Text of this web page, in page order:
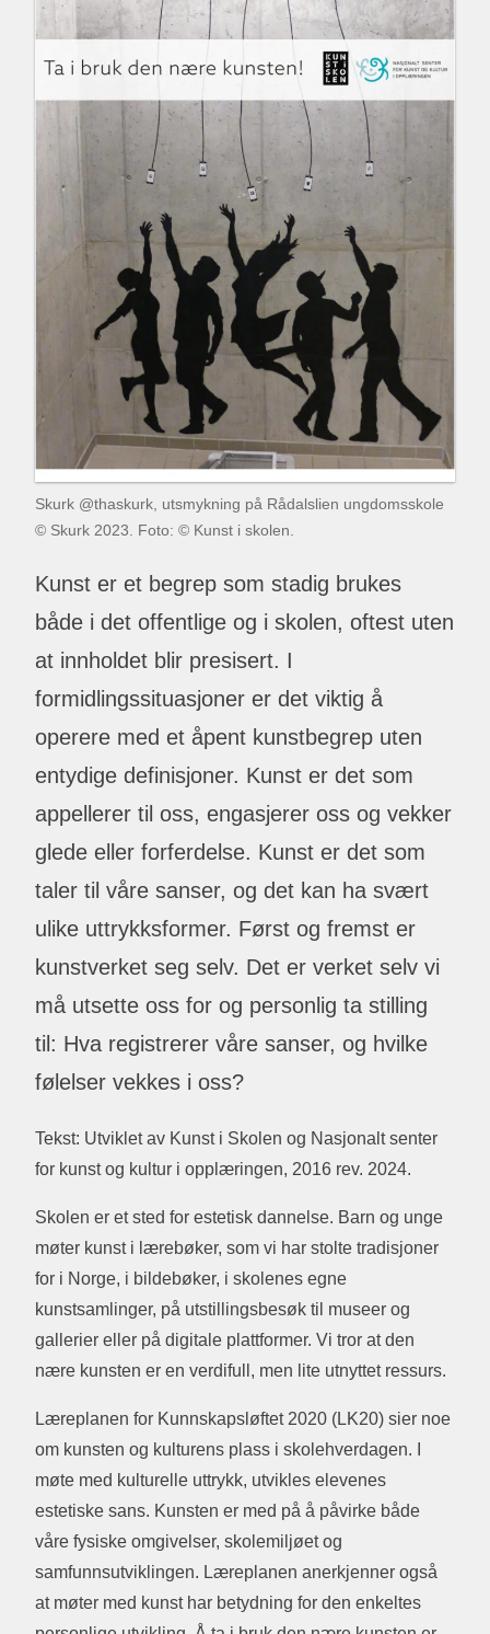
Skurk @thaskurk, utsmykning på Rådalslien ungdomsskole
© Skurk 2023. Foto: © Kunst i skolen.
Kunst er et begrep som stadig brukes
både i det offentlige og i skolen, oftest uten
at innholdet blir presisert. I
formidlingssituasjoner er det viktig å
operere med et åpent kunstbegrep uten
entydige definisjoner. Kunst er det som
appellerer til oss, engasjerer oss og vekker
glede eller forferdelse. Kunst er det som
taler til våre sanser, og det kan ha svært
ulike uttrykksformer. Først og fremst er
kunstverket seg selv. Det er verket selv vi
må utsette oss for og personlig ta stilling
til: Hva registrerer våre sanser, og hvilke
følelser vekkes i oss?
Tekst: Utviklet av Kunst i Skolen og Nasjonalt senter
for kunst og kultur i opplæringen, 2016 rev. 2024.
Skolen er et sted for estetisk dannelse. Barn og unge
møter kunst i lærebøker, som vi har stolte tradisjoner
for i Norge, i bildebøker, i skolenes egne
kunstsamlinger, på utstillingsbesøk til museer og
gallerier eller på digitale plattformer. Vi tror at den
nære kunsten er en verdifull, men lite utnyttet ressurs.
Læreplanen for Kunnskapsløftet 2020 (LK20) sier noe
om kunsten og kulturens plass i skolehverdagen. I
møte med kulturelle uttrykk, utvikles elevenes
estetiske sans. Kunsten er med på å påvirke både
våre fysiske omgivelser, skolemiljøet og
samfunnsutviklingen. Læreplanen anerkjenner også
at møter med kunst har betydning for den enkeltes